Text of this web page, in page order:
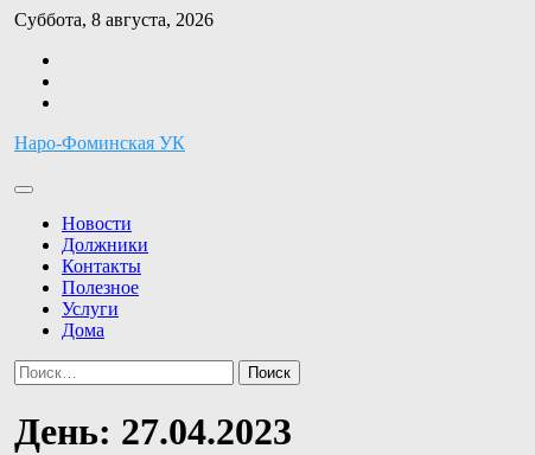
Перейти
содержимому
Суббота, 8 августа, 2026
Наро-Фоминская УК
Новости
Должники
Контакты
Полезное
Услуги
Дома
Найти:
День: 27.04.2023